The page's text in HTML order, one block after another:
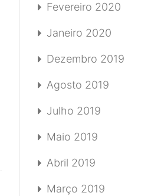
Fevereiro 2020
Janeiro 2020
Dezembro 2019
Agosto 2019
Julho 2019
Maio 2019
Abril 2019
Março 2019